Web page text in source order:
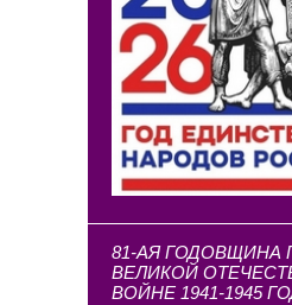
81-АЯ ГОДОВЩИНА
ВЕЛИКОЙ
ВОЙНЕ 1941-1945